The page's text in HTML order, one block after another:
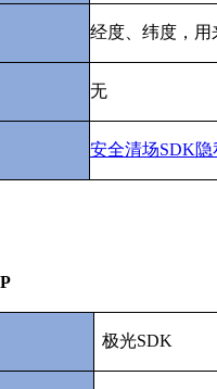
经度、纬度，
无
安全清场SDK
极光SDK